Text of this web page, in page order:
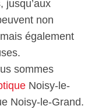
jusqu’aux
non
également
sommes
Noisy-le-
Noisy-le-Grand.